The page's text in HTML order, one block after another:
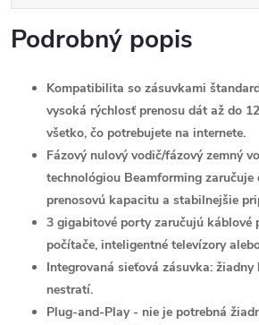
Podrobný popis
Kompatibilita so zásuvkami
vysoká rýchlosť prenosu dát až do
všetko, čo potrebujete na internete.
Fázový nulový vodič/fázový zemný
technológiou Beamforming zaručuje
prenosovú kapacitu a stabilnejšie
3 gigabitové porty zaručujú káblové
počítače, inteligentné televízory
Integrovaná sieťová zásuvka:
nestratí.
Plug-and-Play - nie je potrebná